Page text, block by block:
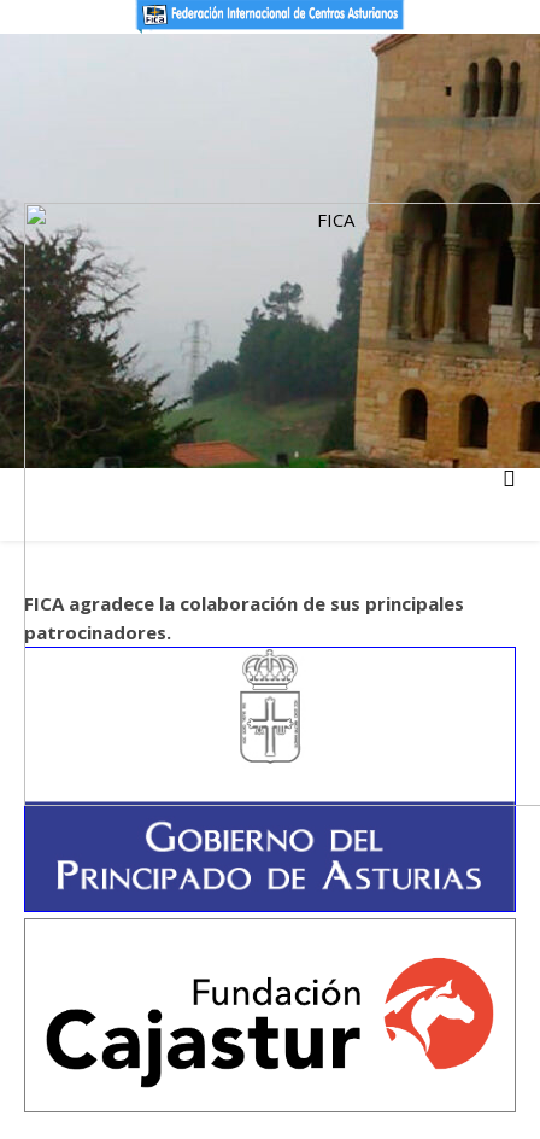
FICA agradece la colaboración de sus principales
patrocinadores.